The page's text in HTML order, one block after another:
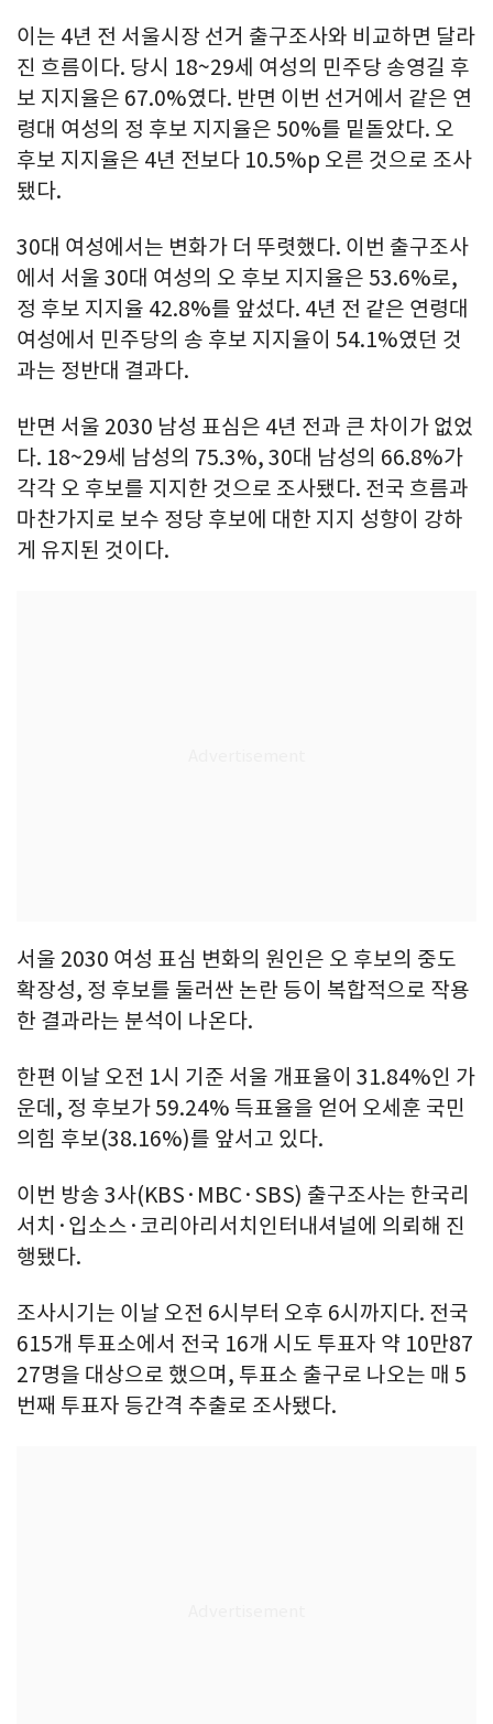
이는 4년 전 서울시장 선거 출구조사와 비교하면 달라
진 흐름이다. 당시 18~29세 여성의 민주당 송영길 후
보 지지율은 67.0%였다. 반면 이번 선거에서 같은 연
령대 여성의 정 후보 지지율은 50%를 밑돌았다. 오
후보 지지율은 4년 전보다 10.5%p 오른 것으로 조사
됐다.
30대 여성에서는 변화가 더 뚜렷했다. 이번 출구조사
에서 서울 30대 여성의 오 후보 지지율은 53.6%로,
정 후보 지지율 42.8%를 앞섰다. 4년 전 같은 연령대
여성에서 민주당의 송 후보 지지율이 54.1%였던 것
과는 정반대 결과다.
반면 서울 2030 남성 표심은 4년 전과 큰 차이가 없었
다. 18~29세 남성의 75.3%, 30대 남성의 66.8%가
각각 오 후보를 지지한 것으로 조사됐다. 전국 흐름과
마찬가지로 보수 정당 후보에 대한 지지 성향이 강하
게 유지된 것이다.
서울 2030 여성 표심 변화의 원인은 오 후보의 중도
확장성, 정 후보를 둘러싼 논란 등이 복합적으로 작용
한 결과라는 분석이 나온다.
한편 이날 오전 1시 기준 서울 개표율이 31.84%인 가
운데, 정 후보가 59.24% 득표율을 얻어 오세훈 국민
의힘 후보(38.16%)를 앞서고 있다.
이번 방송 3사(KBS·MBC·SBS) 출구조사는 한국리
서치·입소스·코리아리서치인터내셔널에 의뢰해 진
행됐다.
조사시기는 이날 오전 6시부터 오후 6시까지다. 전국
615개 투표소에서 전국 16개 시도 투표자 약 10만87
27명을 대상으로 했으며, 투표소 출구로 나오는 매 5
번째 투표자 등간격 추출로 조사됐다.